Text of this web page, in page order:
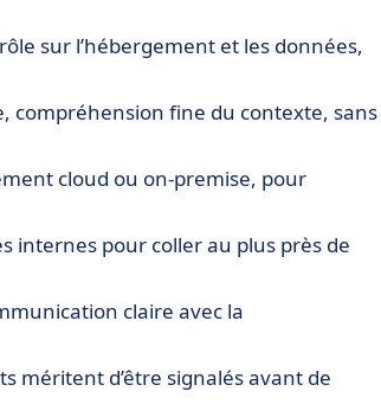
sur l’hébergement et les données,
compréhension fine du contexte, sans
cloud ou on-premise, pour
internes pour coller au plus près de
claire avec la
méritent d’être signalés avant de